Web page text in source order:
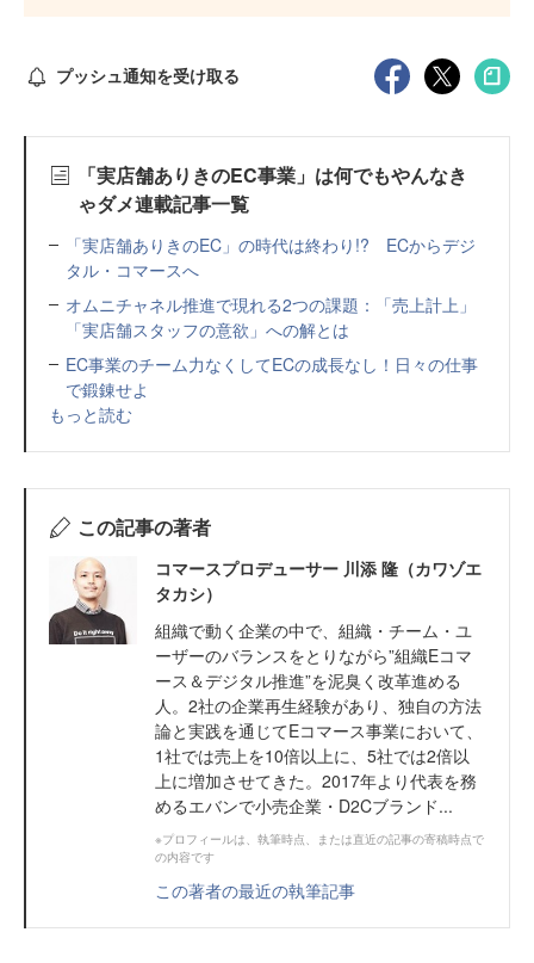
プッシュ通知を受け取る
「実店舗ありきのEC事業」は何でもやんなき
ゃダメ連載記事一覧
「実店舗ありきのEC」の時代は終わり!? ECからデジ
タル・コマースへ
オムニチャネル推進で現れる2つの課題：「売上計上」
「実店舗スタッフの意欲」への解とは
EC事業のチーム力なくしてECの成長なし！日々の仕事
で鍛錬せよ
もっと読む
この記事の著者
コマースプロデューサー 川添 隆（カワゾエ
タカシ）
組織で動く企業の中で、組織・チーム・ユ
ーザーのバランスをとりながら”組織Eコマ
ース＆デジタル推進”を泥臭く改革進める
人。2社の企業再生経験があり、独自の方法
論と実践を通じてEコマース事業において、
1社では売上を10倍以上に、5社では2倍以
上に増加させてきた。2017年より代表を務
めるエバンで小売企業・D2Cブランド...
※プロフィールは、執筆時点、または直近の記事の寄稿時点で
の内容です
この著者の最近の執筆記事